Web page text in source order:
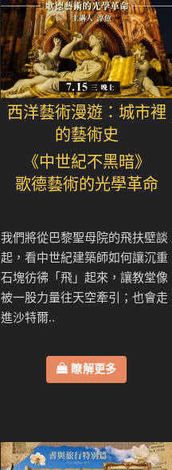
西洋藝術漫遊：城市裡
的藝術史
《中世紀不黑暗》
歌德藝術的光學革命
我們將從巴黎聖母院的飛扶壁談
起，看中世紀建築師如何讓沉重
石塊彷彿「飛」起來，讓教堂像
被一股力量往天空牽引；也會走
進沙特爾..
瞭解更多